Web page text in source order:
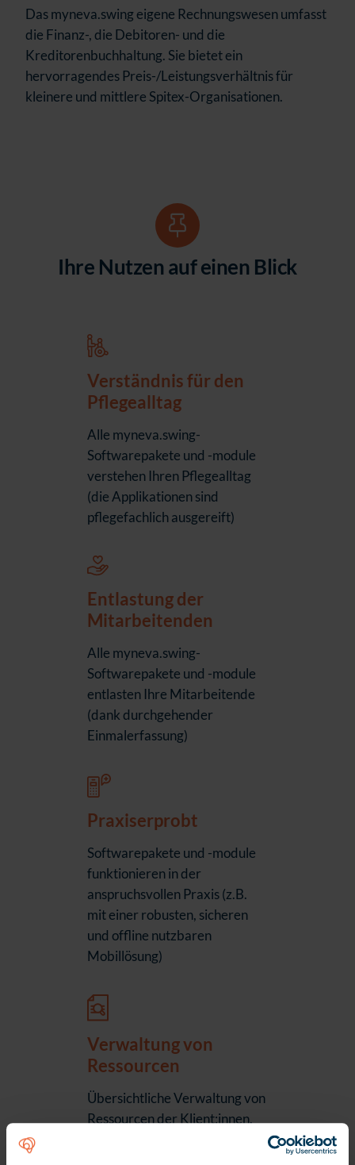
Das myneva.swing eigene Rechnungswesen umfasst
die Finanz-, die Debitoren- und die
Kreditorenbuchhaltung. Sie bietet ein
hervorragendes Preis-/Leistungsverhältnis für
kleinere und mittlere Spitex-Organisationen.
Ihre Nutzen auf einen Blick
Verständnis für den
Pflegealltag
Alle myneva.swing-
Softwarepakete und -module
verstehen Ihren Pflegealltag
(die Applikationen sind
pflegefachlich ausgereift)
Entlastung der
Mitarbeitenden
Alle myneva.swing-
Softwarepakete und -module
entlasten Ihre Mitarbeitende
(dank durchgehender
Einmalerfassung)
Praxiserprobt
Softwarepakete und -module
funktionieren in der
anspruchsvollen Praxis (z.B.
mit einer robusten, sicheren
und offline nutzbaren
Mobillösung)
Verwaltung von
Ressourcen
Übersichtliche Verwaltung von
Ressourcen der Klient:innen,